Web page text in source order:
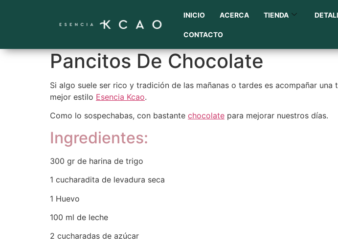
INICIO ACERCA TIENDA
CONTACTO
Pancitos De Chocolate
Si algo suele ser rico y tradición de las mañanas o tardes es acompañar
mejor estilo Esencia Kcao.
Como lo sospechabas, con bastante chocolate para mejorar nuestros días.
Ingredientes:
300 gr de harina de trigo
1 cucharadita de levadura seca
1 Huevo
100 ml de leche
2 cucharadas de azúcar